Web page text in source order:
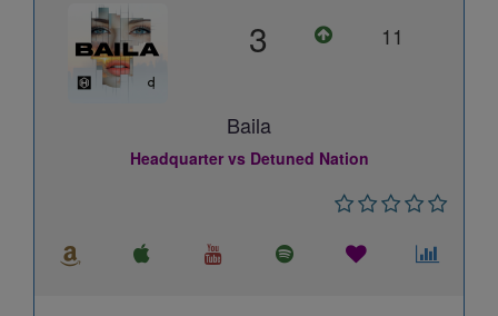
3 11
Baila
Headquarter vs Detuned Nation